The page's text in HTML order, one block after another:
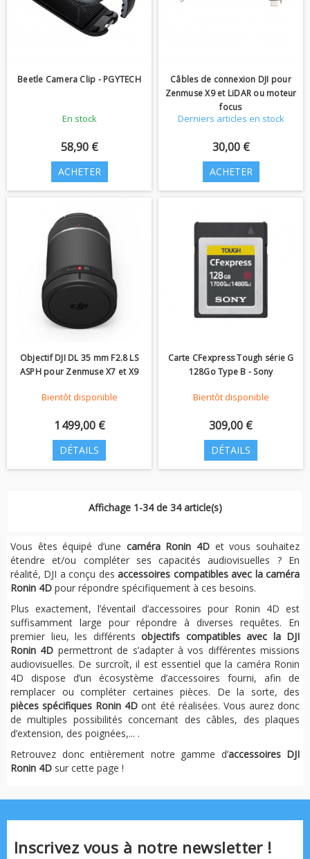
Beetle Camera Clip - PGYTECH
En stock
58,90 €
ACHETER
Câbles de connexion DJI pour
Zenmuse X9 et LiDAR ou moteur
focus
Derniers articles en stock
30,00 €
ACHETER
Objectif DJI DL 35 mm F2.8 LS
ASPH pour Zenmuse X7 et X9
Bientôt disponible
1 499,00 €
DÉTAILS
Carte CFexpress Tough série G
128Go Type B - Sony
Bientôt disponible
309,00 €
DÉTAILS
Affichage 1-34 de 34 article(s)
Vous êtes équipé d’une caméra Ronin 4D et vous souhaitez
étendre et/ou compléter ses capacités audiovisuelles ? En
réalité, DJI a conçu desaccessoires compatibles avec la caméra
Ronin 4D pour répondre spécifiquement à ces besoins.
Plus exactement, l’éventail d’accessoires pour Ronin 4D est
suffisamment large pour répondre à diverses requêtes. En
premier lieu, les différents objectifs compatibles avec la DJI
Ronin 4D permettront de s’adapter à vos différentes missions
audiovisuelles. De surcroît, il est essentiel que la caméra Ronin
4D dispose d’un écosystème d’accessoires fourni, afin de
remplacer ou compléter certaines pièces. De la sorte, des
pièces spécifiques Ronin 4Dont été réalisées. Vous aurez donc
de multiples possibilités concernant des câbles, des plaques
d’extension, des poignées,... .
Retrouvez donc entièrement notre gamme d’accessoires DJI
Ronin 4D sur cette page !
Inscrivez vous à notre newsletter !